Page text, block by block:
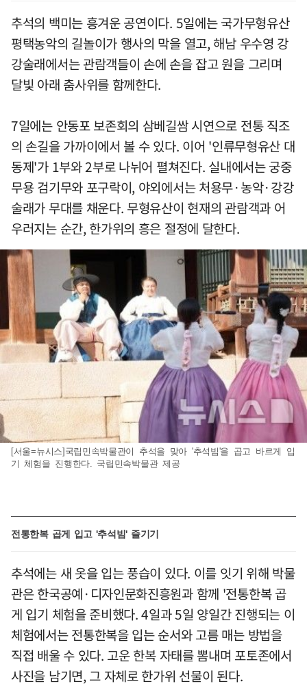
추석의 백미는 흥겨운 공연이다. 5일에는 국가무형유산
평택농악의 길놀이가 행사의 막을 열고, 해남 우수영 강
강술래에서는 관람객들이 손에 손을 잡고 원을 그리며
달빛 아래 춤사위를 함께한다.
7일에는 안동포 보존회의 삼베길쌈 시연으로 전통 직조
의 손길을 가까이에서 볼 수 있다. 이어 '인류무형유산 대
동제'가 1부와 2부로 나뉘어 펼쳐진다. 실내에서는 궁중
무용 검기무와 포구락이, 야외에서는 처용무·농악·강강
술래가 무대를 채운다. 무형유산이 현재의 관람객과 어
우러지는 순간, 한가위의 흥은 절정에 달한다.
[서울=뉴시스]국립민속박물관이 추석을 맞아 '추석빔'을 곱고 바르게 입
기 체험을 진행한다. 국립민속박물관 제공
전통한복 곱게 입고 '추석빔' 즐기기
추석에는 새 옷을 입는 풍습이 있다. 이를 잇기 위해 박물
관은 한국공예·디자인문화진흥원과 함께 '전통한복 곱
게 입기 체험을 준비했다. 4일과 5일 양일간 진행되는 이
체험에서는 전통한복을 입는 순서와 고름 매는 방법을
직접 배울 수 있다. 고운 한복 자태를 뽐내며 포토존에서
사진을 남기면, 그 자체로 한가위 선물이 된다.